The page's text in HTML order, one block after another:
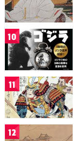
10
11
12